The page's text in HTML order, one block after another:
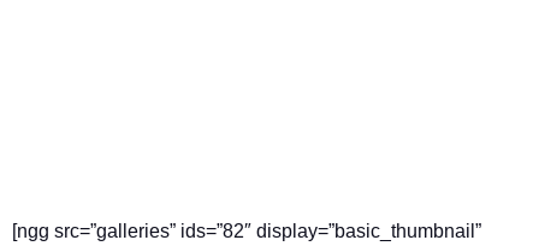
[ngg src=”galleries” ids=”82″ display=”basic_thumbnail”